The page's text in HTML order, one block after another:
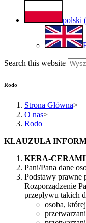
polski (
Search this website
Rodo
Strona Główna>
O nas>
Rodo
KLAUZULA
KERA-
Pani/Pana dane
Podstawy prawne
Rozporządzenie
przepływu takich
osoba,